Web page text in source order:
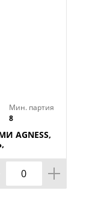
Мин. партия
8
AGNESS,